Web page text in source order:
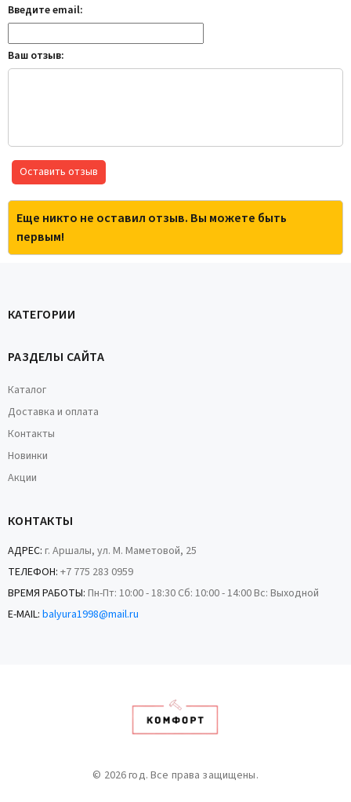
Введите email:
Ваш отзыв:
Оставить отзыв
Еще никто не оставил отзыв. Вы можете быть
первым!
КАТЕГОРИИ
РАЗДЕЛЫ САЙТА
Каталог
Доставка и оплата
Контакты
Новинки
Акции
КОНТАКТЫ
АДРЕС: г. Аршалы, ул. М. Маметовой, 25
ТЕЛЕФОН: +7 775 283 0959
ВРЕМЯ РАБОТЫ: Пн-Пт: 10:00 - 18:30 Сб: 10:00 - 14:00 Вс: Выходной
E-MAIL: balyura1998@mail.ru
© 2026 год. Все права защищены.